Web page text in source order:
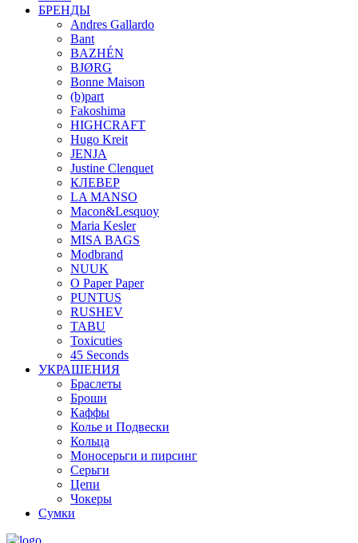
БРЕНДЫ
Andres Gallardo
Bant
BAZHÉN
BJØRG
Bonne Maison
(b)part
Fakoshima
HIGHCRAFT
Hugo Kreit
JENJA
Justine Clenquet
КЛЕВЕР
LA MANSO
Macon&Lesquoy
Maria Kesler
MISA BAGS
Modbrand
NUUK
O Paper Paper
PUNTUS
RUSHEV
TABU
Toxicuties
45 Seconds
УКРАШЕНИЯ
Браслеты
Броши
Каффы
Колье и Подвески
Кольца
Моносерьги и пирсинг
Серьги
Цепи
Чокеры
Сумки